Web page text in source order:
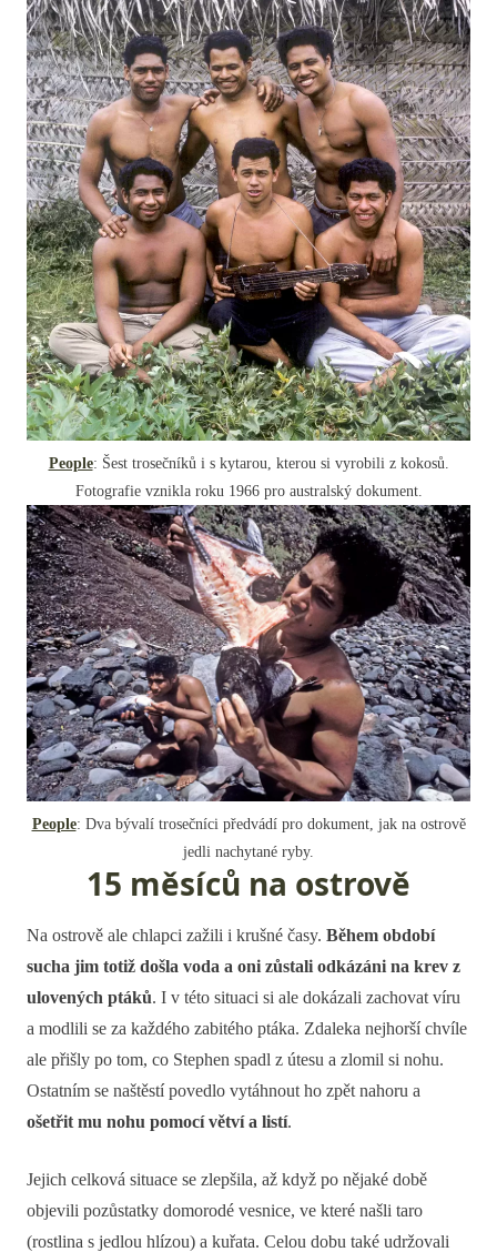
People: Šest trosečníků i s kytarou, kterou si vyrobili z kokosů.
Fotografie vznikla roku 1966 pro australský dokument.
People: Dva bývalí trosečníci předvádí pro dokument, jak na ostrově
jedli nachytané ryby.
15 měsíců na ostrově
Na ostrově ale chlapci zažili i krušné časy. Během období
sucha jim totiž došla voda a oni zůstali odkázáni na krev z
ulovených ptáků. I v této situaci si ale dokázali zachovat víru
a modlili se za každého zabitého ptáka. Zdaleka nejhorší chvíle
ale přišly po tom, co Stephen spadl z útesu a zlomil si nohu.
Ostatním se naštěstí povedlo vytáhnout ho zpět nahoru a
ošetřit mu nohu pomocí větví a listí.
Jejich celková situace se zlepšila, až když po nějaké době
objevili pozůstatky domorodé vesnice, ve které našli taro
(rostlina s jedlou hlízou) a kuřata. Celou dobu také udržovali